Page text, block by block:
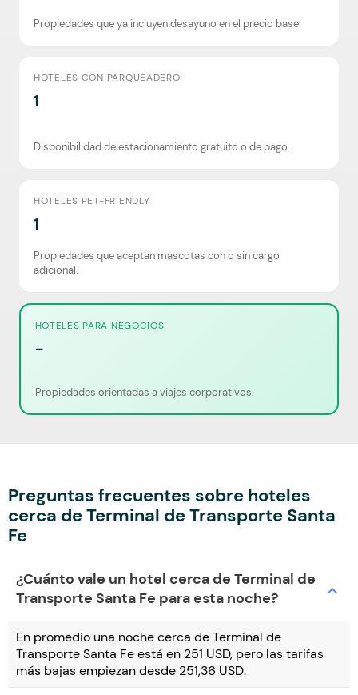
Propiedades que ya incluyen desayuno en el precio base.
HOTELES CON PARQUEADERO
1
Disponibilidad de estacionamiento gratuito o de pago.
HOTELES PET-FRIENDLY
1
Propiedades que aceptan mascotas con o sin cargo
adicional.
HOTELES PARA NEGOCIOS
-
Propiedades orientadas a viajes corporativos.
Preguntas frecuentes sobre hoteles
cerca de Terminal de Transporte Santa
Fe
¿Cuánto vale un hotel cerca de Terminal de
Transporte Santa Fe para esta noche?
expand_more
En promedio una noche cerca de Terminal de
Transporte Santa Fe está en 251 USD, pero las tarifas
más bajas empiezan desde 251,36 USD.